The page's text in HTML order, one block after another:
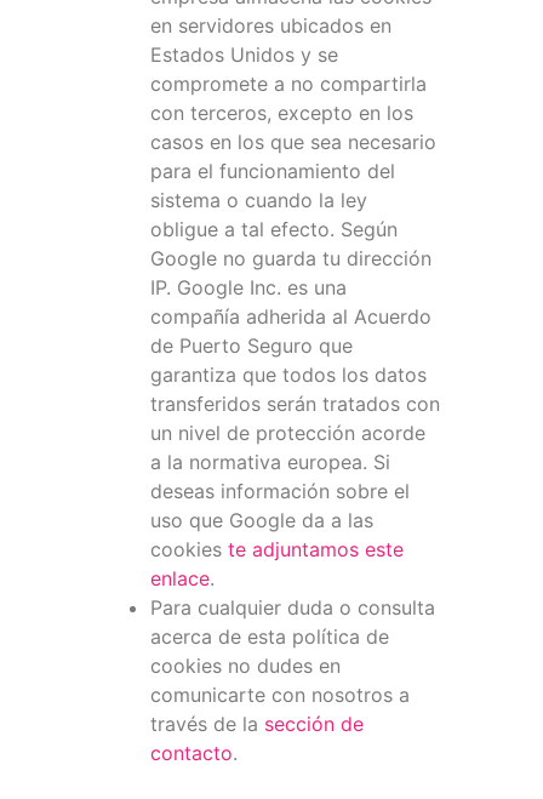
en servidores ubicados en
Estados Unidos y se
compromete a no compartirla
con terceros, excepto en los
casos en los que sea necesario
para el funcionamiento del
sistema o cuando la ley
obligue a tal efecto. Según
Google no guarda tu dirección
IP. Google Inc. es una
compañía adherida al Acuerdo
de Puerto Seguro que
garantiza que todos los datos
transferidos serán tratados con
un nivel de protección acorde
a la normativa europea. Si
deseas información sobre el
uso que Google da a las
cookieste adjuntamos este
enlace.
Para cualquier duda o consulta
acerca de esta política de
cookies no dudes en
comunicarte con nosotros a
través de la sección de
contacto.